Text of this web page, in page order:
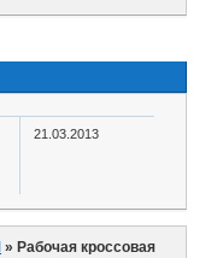
21.03.2013
» Рабочая кроссовая